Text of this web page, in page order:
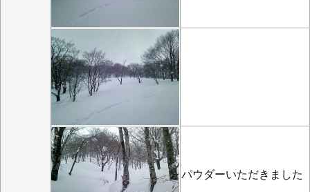
パウダーいただきました